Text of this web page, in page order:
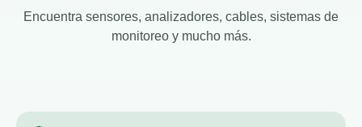
Encuentra sensores, analizadores, cables, sistemas de
monitoreo y mucho más.
Búsqueda